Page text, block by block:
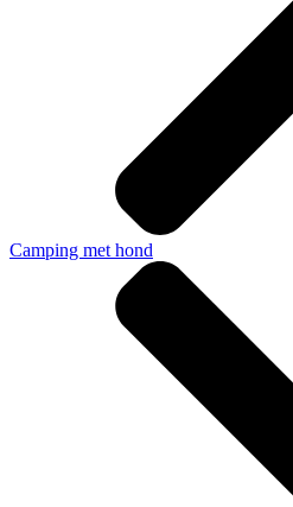
Camping met hond